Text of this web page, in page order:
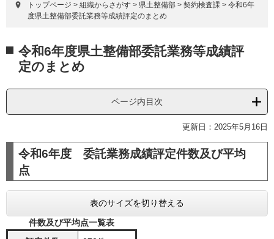
象
トップページ > 組織からさがす > 県土整備部 > 契約検査課 > 令和6年
度県土整備部委託業務等成績評定のまとめ
文 令和6年度県土整備部委託業務等成績評
定のまとめ
ページ内目次
更新日：2025年5月16日
令和6年度 委託業務成績評定件数及び平均
点
表のサイズを切り替える
件数及び平均点一覧表